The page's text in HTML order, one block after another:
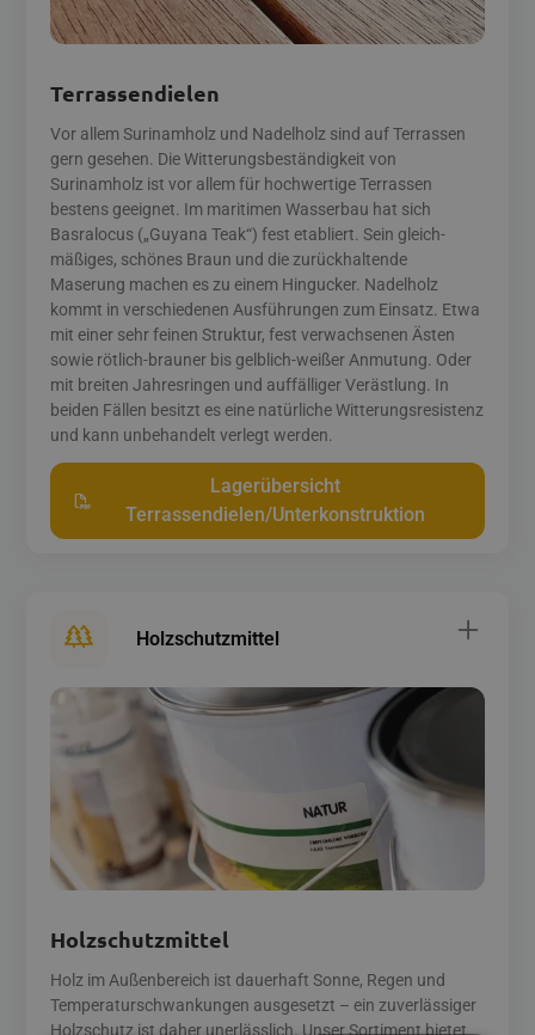
Terrassendielen
Vor allem Surinamholz und Nadelholz sind auf Terrassen
gern gesehen. Die Witterungsbeständigkeit von
Surinamholz ist vor allem für hochwertige Terrassen
bestens geeignet. Im maritimen Wasserbau hat sich
Basralocus („Guyana Teak“) fest etabliert. Sein gleich­
mäßiges, schönes Braun und die zurück­haltende
Maserung machen es zu einem Hingucker. Nadelholz
kommt in verschiedenen Ausführungen zum Einsatz. Etwa
mit einer sehr feinen Struktur, fest verwachsenen Ästen
sowie rötlich-brauner bis gelblich-weißer Anmutung. Oder
mit breiten Jahres­ringen und auffälliger Verästlung. In
beiden Fällen besitzt es eine natürliche Witterungsresistenz
und kann unbehandelt verlegt werden.
Lagerübersicht
Terrassendielen/Unterkonstruktion
Holzschutzmittel
Holzschutzmittel
Holz im Außenbereich ist dauerhaft Sonne, Regen und
Temperaturschwankungen ausgesetzt – ein zuverlässiger
Holzschutz ist daher unerlässlich. Unser Sortiment bietet